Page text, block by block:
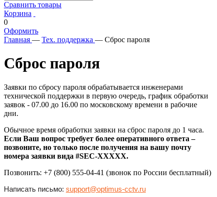
Сравнить товары
Корзина
0
Оформить
Главная — Тех. поддержка — Сброс пароля
Сброс пароля
Заявки по сбросу пароля обрабатывается инженерами
технической поддержки в первую очередь, график обработки
заявок - 07.00 до 16.00 по московскому времени в рабочие
дни.
Обычное время обработки заявки на сброс пароля до 1 часа.
Если Ваш вопрос требует более оперативного ответа –
позвоните, но только после получения на вашу почту
номера заявки вида #SEC-XXXXX.
Позвонить: +7 (800) 555-04-41 (звонок по России бесплатный)
Написать письмо: support@optimus-cctv.ru